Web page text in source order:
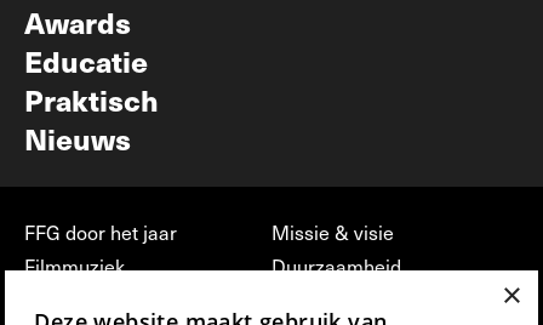
Awards
Educatie
Praktisch
Nieuws
FFG door het jaar
Filmmuziek
Missie & visie
Duurzaamheid
×